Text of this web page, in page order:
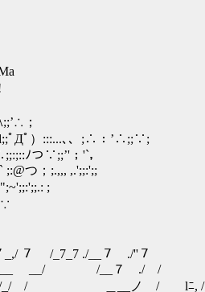
：’∴;;∵;
'`，
;.,,, ,.';;:';;
;
./__７ ./''７
__/ /__７ ./ /
./__/_/ / ＿__ノ / lﾆ, /